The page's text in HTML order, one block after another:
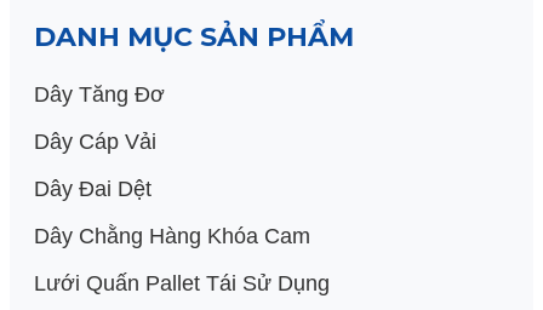
DANH MỤC SẢN PHẨM
Dây Tăng Đơ
Dây Cáp Vải
Dây Đai Dệt
Dây Chằng Hàng Khóa Cam
Lưới Quấn Pallet Tái Sử Dụng